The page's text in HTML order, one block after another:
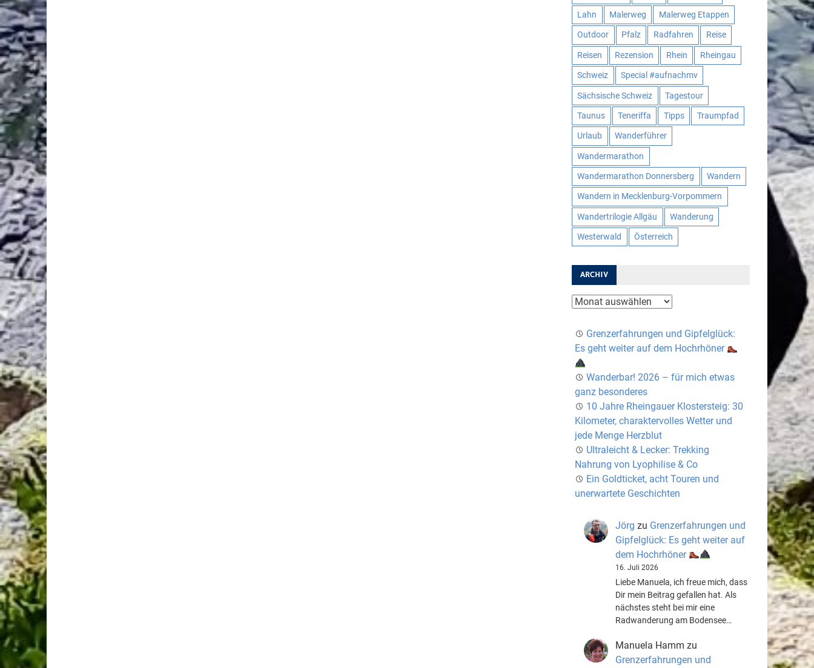
Lahn Malerweg Malerweg Etappen
Outdoor Pfalz Radfahren Reise
Reisen Rezension Rhein Rheingau
Schweiz Special #aufnachmv
Sächsische Schweiz Tagestour
Taunus Teneriffa Tipps Traumpfad
Urlaub Wanderführer
Wandermarathon
Wandermarathon Donnersberg Wandern
Wandern in Mecklenburg-Vorpommern
Wandertrilogie Allgäu Wanderung
Westerwald Österreich
ARCHIV
Archiv
Grenzerfahrungen und Gipfelglück:
Es geht weiter auf dem Hochrhöner
Wanderbar! 2026 – für mich etwas
ganz besonderes
10 Jahre Rheingauer Klostersteig: 30
Kilometer, charaktervolles Wetter und
jede Menge Herzblut
Ultraleicht & Lecker: Trekking
Nahrung von Lyophilise & Co
Ein Goldticket, acht Touren und
unerwartete Geschichten
Jörg zu Grenzerfahrungen und
Gipfelglück: Es geht weiter auf
dem Hochrhöner
16. Juli 2026
Liebe Manuela, ich freue mich, dass
Dir mein Beitrag gefallen hat. Als
nächstes steht bei mir eine
Radwanderung am Bodensee…
Manuela Hamm zu
Grenzerfahrungen und